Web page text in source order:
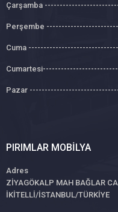
Çarşamba
Perşembe
Cuma
Pazar
PIRIMLAR MOBILYA
Adres
ZİYAGÖKALP MAH BAĞLAR
İKİTELLİ/İSTANBUL/TÜRKİYE